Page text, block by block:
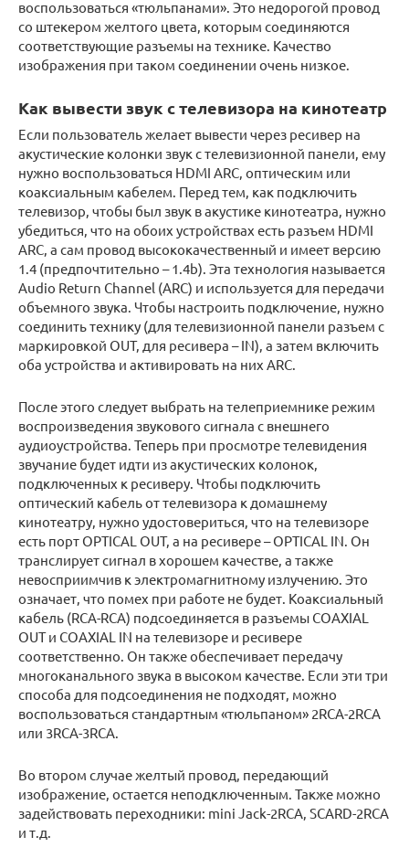
воспользоваться «тюльпанами». Это недорогой провод
со штекером желтого цвета, которым соединяются
соответствующие разъемы на технике. Качество
изображения при таком соединении очень низкое.
Как вывести звук с телевизора на кинотеатр
Если пользователь желает вывести через ресивер на
акустические колонки звук с телевизионной панели, ему
нужно воспользоваться HDMI ARC, оптическим или
коаксиальным кабелем. Перед тем, как подключить
телевизор, чтобы был звук в акустике кинотеатра, нужно
убедиться, что на обоих устройствах есть разъем HDMI
ARC, а сам провод высококачественный и имеет версию
1.4 (предпочтительно – 1.4b). Эта технология называется
Audio Return Channel (ARC) и используется для передачи
объемного звука. Чтобы настроить подключение, нужно
соединить технику (для телевизионной панели разъем с
маркировкой OUT, для ресивера – IN), а затем включить
оба устройства и активировать на них ARC.
После этого следует выбрать на телеприемнике режим
воспроизведения звукового сигнала с внешнего
аудиоустройства. Теперь при просмотре телевидения
звучание будет идти из акустических колонок,
подключенных к ресиверу. Чтобы подключить
оптический кабель от телевизора к домашнему
кинотеатру, нужно удостовериться, что на телевизоре
есть порт OPTICAL OUT, а на ресивере – OPTICAL IN. Он
транслирует сигнал в хорошем качестве, а также
невосприимчив к электромагнитному излучению. Это
означает, что помех при работе не будет. Коаксиальный
кабель (RCA-RCA) подсоединяется в разъемы COAXIAL
OUT и COAXIAL IN на телевизоре и ресивере
соответственно. Он также обеспечивает передачу
многоканального звука в высоком качестве. Если эти три
способа для подсоединения не подходят, можно
воспользоваться стандартным «тюльпаном» 2RCA-2RCA
или 3RCA-3RCA.
Во втором случае желтый провод, передающий
изображение, остается неподключенным. Также можно
задействовать переходники: mini Jack-2RCA, SCARD-2RCA
и т.д.